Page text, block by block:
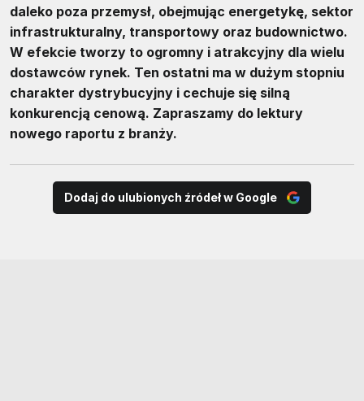
daleko poza przemysł, obejmując energetykę, sektor
infrastrukturalny, transportowy oraz budownictwo.
W efekcie tworzy to ogromny i atrakcyjny dla wielu
dostawców rynek. Ten ostatni ma w dużym stopniu
charakter dystrybucyjny i cechuje się silną
konkurencją cenową. Zapraszamy do lektury
nowego raportu z branży.
Dodaj do ulubionych źródeł w Google